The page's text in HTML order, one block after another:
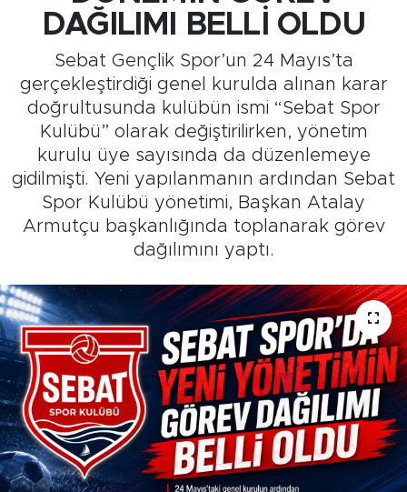
DAĞILIMI BELLİ OLDU
Sebat Gençlik Spor’un 24 Mayıs’ta
gerçekleştirdiği genel kurulda alınan karar
doğrultusunda kulübün ismi “Sebat Spor
Kulübü” olarak değiştirilirken, yönetim
kurulu üye sayısında da düzenlemeye
gidilmişti. Yeni yapılanmanın ardından Sebat
Spor Kulübü yönetimi, Başkan Atalay
Armutçu başkanlığında toplanarak görev
dağılımını yaptı.
Medya
Sağlık
Siyaset
Teknoloji
GURBETTEN SILAYA
Köşe Yazarları
Manşet
Ulusal Son Dakika Haberleri